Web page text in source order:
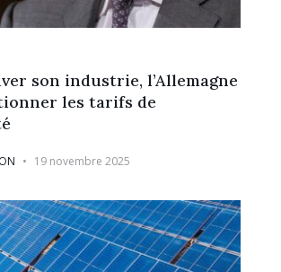
son industrie, l’Allemagne
les tarifs de
19 novembre 2025